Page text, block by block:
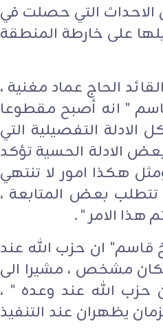
الاحداث التي حصلت في
على خارطة المنطقة
الحاج عماد مغنية ،
" انه أصبح مقطوعا
الادلة التفصيلية التي
الادلة الحسية تؤكد
هكذا امور لا تنتهي
تتطلب بعض المتابعة ،
الامر " .
قاسم" ان حزب الله عند
مشخص ، مشيرا الى
حزب الله عند وعده " ،
يظهران عند التنفيذ